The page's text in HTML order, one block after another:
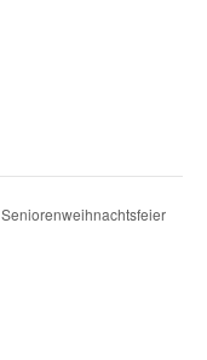
Seniorenweihnachtsfeier